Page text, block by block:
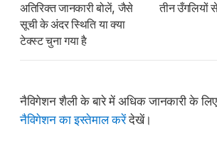
अतिरिक्त जानकारी बोलें, जैसे
सूची के अंदर स्थिति या क्या
टेक्स्ट चुना गया है
तीन उँगलियों
नैविगेशन शैली के बारे में अधिक जानकारी के
नैविगेशन का इस्तेमाल करेंदेखें।